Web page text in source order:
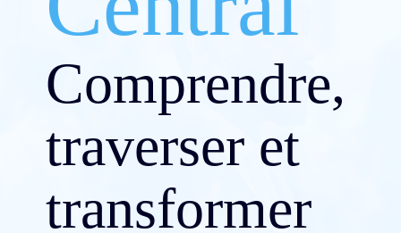
Comprendre,
traverser et
transformer